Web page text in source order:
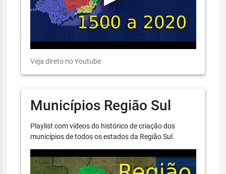
Veja direto no Youtube
Municípios Região Sul
Playlist com vídeos do histórico de criação dos
municípios de todos os estados da Região Sul.